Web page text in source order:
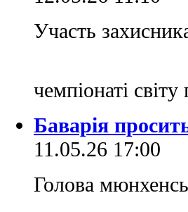
Участь
чемпіонаті
Баварія
11.05.26 17:00
Голова